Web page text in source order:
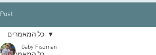
Post
כל המאמרים
Gaby Fiszman